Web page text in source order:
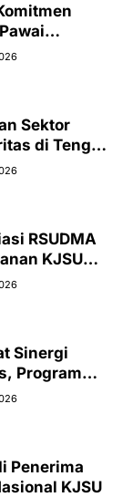
Setiap
Sektor
di Tengah
RSUDMA
KJSU
Sinergi
Program
Tingkatkan
Penerima
KJSU